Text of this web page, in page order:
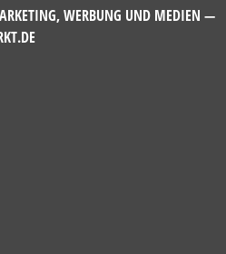
WERBUNG UND MEDIEN —